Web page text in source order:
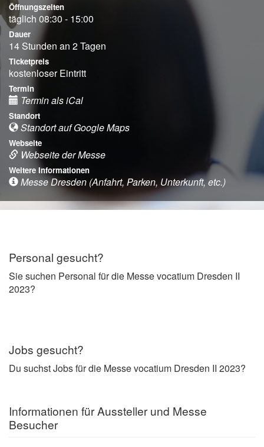
Öffnungszeiten
täglich 08:30 - 15:00
Dauer
14 Stunden an 2 Tagen
Ticketpreis
kostenloser Eintritt
Termin
Termin als iCal
Standort
Standort auf Google Maps
Webseite
Webseite der Messe
Weitere Informationen
Messe Dresden (Anfahrt, Parken, Unterkunft, etc.)
Personal gesucht?
Sie suchen Personal für die Messe vocatium Dresden II
2023?
Jobs gesucht?
Du suchst Jobs für die Messe vocatium Dresden II 2023?
Informationen für Aussteller und Messe
Besucher